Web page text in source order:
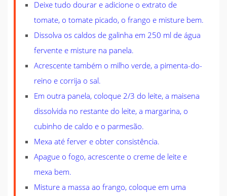
Deixe tudo dourar e adicione o extrato de
tomate, o tomate picado, o frango e misture bem.
Dissolva os caldos de galinha em 250 ml de água
fervente e misture na panela.
Acrescente também o milho verde, a pimenta-do-
reino e corrija o sal.
Em outra panela, coloque 2/3 do leite, a maisena
dissolvida no restante do leite, a margarina, o
cubinho de caldo e o parmesão.
Mexa até ferver e obter consistência.
Apague o fogo, acrescente o creme de leite e
mexa bem.
Misture a massa ao frango, coloque em uma